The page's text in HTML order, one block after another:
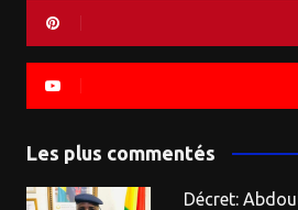
Les plus commentés
Décret: